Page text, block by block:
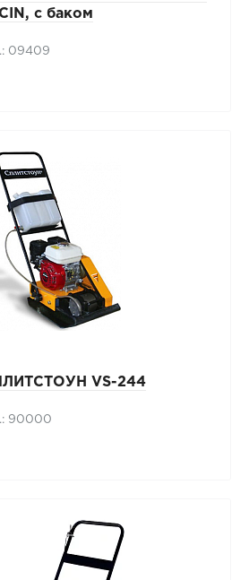
с баком
09409
VS-244
90000